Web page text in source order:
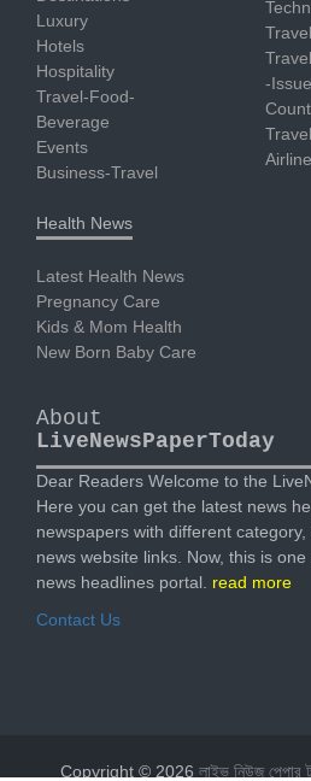
Luxury
Hotels
Hospitality
Travel-Food-
Beverage
Events
Business-Travel
-Issue
Airline
Health News
Latest Health News
Pregnancy Care
Kids & Mom Health
New Born Baby Care
About
LiveNewsPaperToday
Dear Readers Welcome to the
Here you can get the latest news
newspapers with different
news website links. Now, this is
news headlines portal. read more
Contact Us
Copyright © 2026 লাইভ নিউজ পেপার